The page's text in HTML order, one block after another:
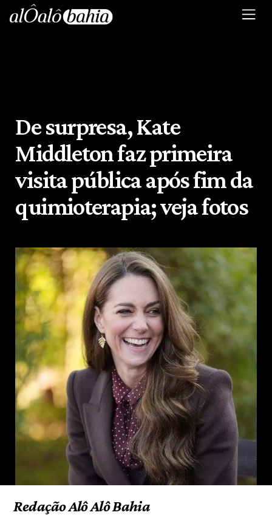
De surpresa, Kate
Middleton faz primeira
visita pública após fim da
quimioterapia; veja fotos
Redação Alô Alô Bahia